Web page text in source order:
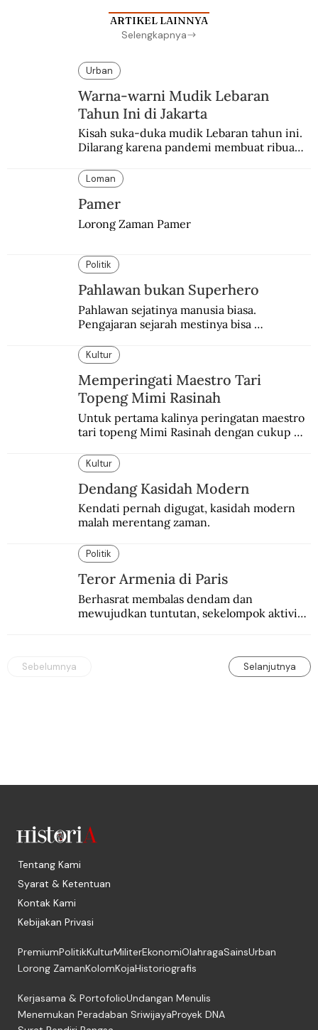
ARTIKEL LAINNYA
Selengkapnya
Urban
Warna-warni Mudik Lebaran
Tahun Ini di Jakarta
Kisah suka-duka mudik Lebaran tahun ini.
Dilarang karena pandemi membuat ribuan
kampung lebih awal.
Loman
Pamer
Lorong Zaman Pamer
Politik
Pahlawan bukan Superhero
Pahlawan sejatinya manusia biasa.
Pengajaran sejarah mestinya bisa
Kultur
Memperingati Maestro Tari
Topeng Mimi Rasinah
Untuk pertama kalinya peringatan maestro
tari topeng Mimi Rasinah dengan cukup
internasional.
Kultur
Dendang Kasidah Modern
Kendati pernah digugat, kasidah modern
malah merentang zaman.
Politik
Teror Armenia di Paris
Berhasrat membalas dendam dan
mewujudkan tuntutan, sekelompok aktivis
Sebelumnya Selanjutnya
Tentang Kami
Syarat & Ketentuan
Kontak Kami
Kebijakan Privasi
PremiumPolitikKulturMiliterEkonomiOlahragaSainsUrban
Lorong ZamanKolomKojaHistoriografis
Kerjasama & PortofolioUndangan Menulis
Menemukan Peradaban SriwijayaProyek DNA